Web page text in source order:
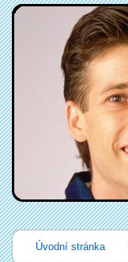
Úvodní stránka